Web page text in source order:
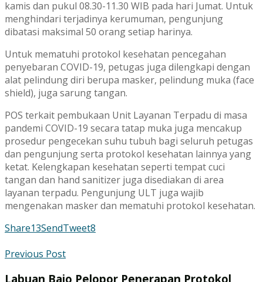
kamis dan pukul 08.30-11.30 WIB pada hari Jumat. Untuk
menghindari terjadinya kerumuman, pengunjung
dibatasi maksimal 50 orang setiap harinya.
Untuk mematuhi protokol kesehatan pencegahan
penyebaran COVID-19, petugas juga dilengkapi dengan
alat pelindung diri berupa masker, pelindung muka (face
shield), juga sarung tangan.
POS terkait pembukaan Unit Layanan Terpadu di masa
pandemi COVID-19 secara tatap muka juga mencakup
prosedur pengecekan suhu tubuh bagi seluruh petugas
dan pengunjung serta protokol kesehatan lainnya yang
ketat. Kelengkapan kesehatan seperti tempat cuci
tangan dan hand sanitizer juga disediakan di area
layanan terpadu. Pengunjung ULT juga wajib
mengenakan masker dan mematuhi protokol kesehatan.
Share13SendTweet8
Previous Post
Labuan Bajo Pelopor Penerapan Protokol